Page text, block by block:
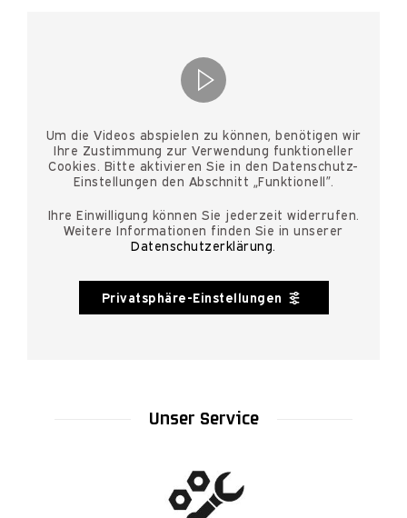
Um die Videos abspielen zu können, benötigen wir
Ihre Zustimmung zur Verwendung funktioneller
Cookies. Bitte aktivieren Sie in den Datenschutz-
Einstellungen den Abschnitt „Funktionell”.
Ihre Einwilligung können Sie jederzeit widerrufen.
Weitere Informationen finden Sie in unserer
Datenschutzerklärung.
Privatsphäre-Einstellungen
Unser Service